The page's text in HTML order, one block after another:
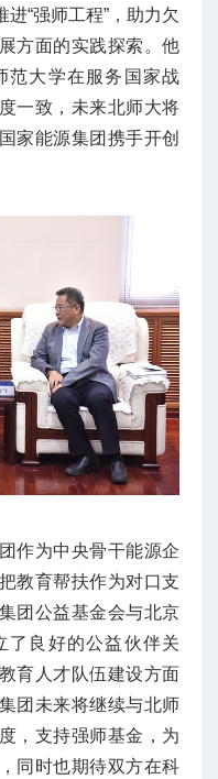
“强师工程”，助力欠
方面的实践探索。他
范大学在服务国家战
一致，未来北师大将
家能源集团携手开创
作为中央骨干能源企
教育帮扶作为对口支
团公益基金会与北京
了良好的公益伙伴关
育人才队伍建设方面
团未来将继续与北师
，支持强师基金，为
同时也期待双方在科